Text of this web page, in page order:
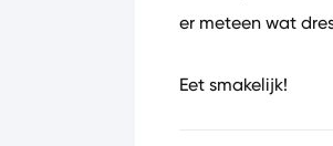
er meteen wat
Eet smakelijk!